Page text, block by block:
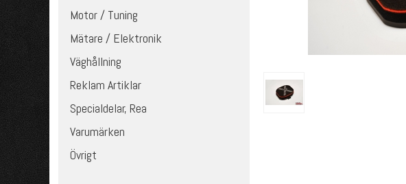
Motor / Tuning
Mätare / Elektronik
Väghållning
Reklam Artiklar
Specialdelar, Rea
Varumärken
Övrigt